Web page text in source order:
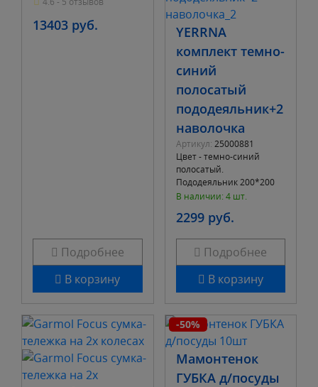
13403 руб.
Подробнее
В корзину
YERRNA
комплект темно-
синий
полосатый
пододеяльник+2
наволочка
Артикул: 25000881
Цвет - темно-синий
полосатый.
Пододеяльник 200*200
см, 2 наволочки 50*70 см.
Название материала
В наличии: 4 шт.
2299 руб.
Подробнее
В корзину
-50%
Мамонтенок
ГУБКА д/посуды